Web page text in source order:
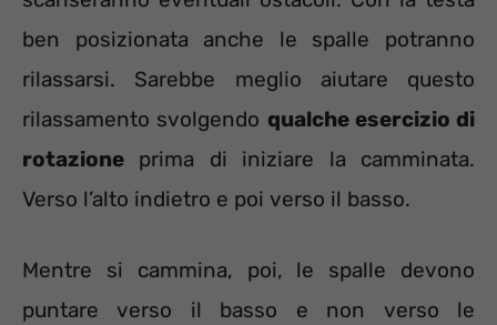
ben posizionata anche le spalle potranno
rilassarsi. Sarebbe meglio aiutare questo
rilassamento svolgendo qualche esercizio di
rotazione prima di iniziare la camminata.
Verso l’alto indietro e poi verso il basso.
Mentre si cammina, poi, le spalle devono
puntare verso il basso e non verso le